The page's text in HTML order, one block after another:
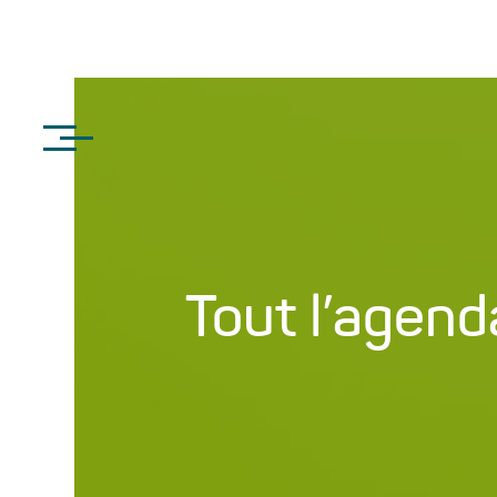
Tout